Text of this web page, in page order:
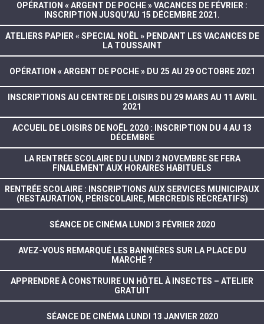
OPÉRATION « ARGENT DE POCHE » VACANCES DE FÉVRIER :
INSCRIPTION JUSQU’AU 15 DÉCEMBRE 2021.
ATELIERS PAPIER « SPECIAL NOËL » PENDANT LES VACANCES DE
LA TOUSSAINT
OPÉRATION « ARGENT DE POCHE » DU 25 AU 29 OCTOBRE 2021
INSCRIPTIONS AU CENTRE DE LOISIRS DU 29 MARS AU 11 AVRIL
2021
ACCUEIL DE LOISIRS DE NOËL 2020 : INSCRIPTION DU 4 AU 13
DÉCEMBRE
LA RENTRÉE SCOLAIRE DU LUNDI 2 NOVEMBRE SE FERA
FINALEMENT AUX HORAIRES HABITUELS
RENTRÉE SCOLAIRE : INSCRIPTIONS AUX SERVICES MUNICIPAUX
(RESTAURATION, PÉRISCOLAIRE, MERCREDIS RÉCRÉATIFS)
SÉANCE DE CINÉMA LUNDI 3 FÉVRIER 2020
AVEZ-VOUS REMARQUÉ LES BANNIÈRES SUR LA PLACE DU
MARCHÉ ?
APPRENDRE À CONSTRUIRE UN HÔTEL À INSECTES – ATELIER
GRATUIT
SÉANCE DE CINÉMA LUNDI 13 JANVIER 2020